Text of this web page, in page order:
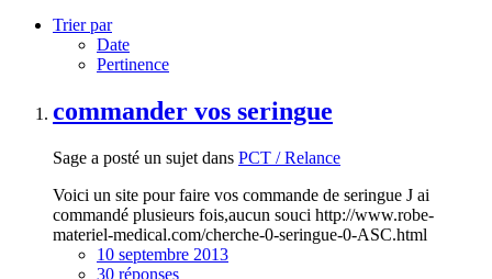
Trier par
Date
Pertinence
commander vos seringue
Sage a posté un sujet dans PCT / Relance
Voici un site pour faire vos commande de seringue J ai
commandé plusieurs fois,aucun souci http://www.robe-
materiel-medical.com/cherche-0-seringue-0-ASC.html
10 septembre 2013
30 réponses